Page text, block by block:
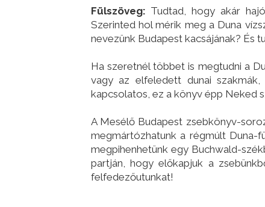
Fülszöveg: Tudtad, hogy akár
Szerinted hol mérik meg a Duna
nevezünk Budapest kacsájának? És
Ha szeretnél többet is megtudni a
vagy az elfeledett dunai
kapcsolatos, ez a könyv épp Neked
A Mesélő Budapest zsebkönyv-
megmártózhatunk a régmúlt Duna-
megpihenhetünk egy Buchwald-
partján, hogy előkapjuk a
felfedezőutunkat!